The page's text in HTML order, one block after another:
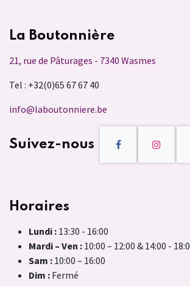
La Boutonnière
21, rue de Pâturages - 7340 Wasmes
Tel : +32(0)65 67 67 40
info@laboutonniere.be
Suivez-nous
Horaires
Lundi : 13:30 - 16:00
Mardi – Ven : 10:00 – 12:00 & 14:00 -
Sam : 10:00 – 16:00
Dim : Fermé